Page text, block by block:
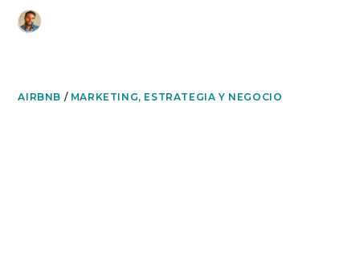
AIRBNB / MARKETING, ESTRATEGIA Y NEGOCIO